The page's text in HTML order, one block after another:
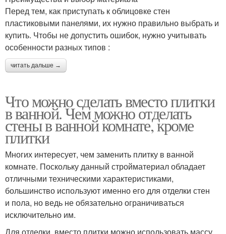
Перед тем, как приступать к облицовке стен
пластиковыми панелями, их нужно правильно выбрать и
купить. Чтобы не допустить ошибок, нужно учитывать
особенности разных типов :
читать дальше →
Что можно сделать вместо плитки
в ванной. Чем можно отделать
стены в ванной комнате, кроме
плитки
Многих интересует, чем заменить плитку в ванной
комнате. Поскольку данный стройматериал обладает
отличными техническими характеристиками,
большинство используют именно его для отделки стен
и пола, но ведь не обязательно ограничиваться
исключительно им.
Для отделки, вместо плитки можно использовать массу